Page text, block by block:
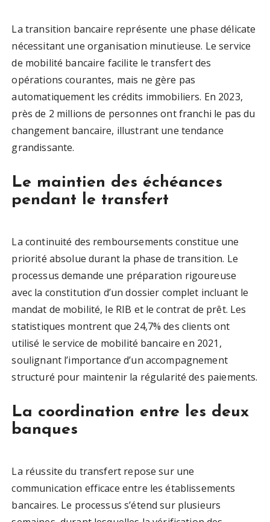
La transition bancaire représente une phase délicate
nécessitant une organisation minutieuse. Le service
de mobilité bancaire facilite le transfert des
opérations courantes, mais ne gère pas
automatiquement les crédits immobiliers. En 2023,
près de 2 millions de personnes ont franchi le pas du
changement bancaire, illustrant une tendance
grandissante.
Le maintien des échéances
pendant le transfert
La continuité des remboursements constitue une
priorité absolue durant la phase de transition. Le
processus demande une préparation rigoureuse
avec la constitution d’un dossier complet incluant le
mandat de mobilité, le RIB et le contrat de prêt. Les
statistiques montrent que 24,7% des clients ont
utilisé le service de mobilité bancaire en 2021,
soulignant l’importance d’un accompagnement
structuré pour maintenir la régularité des paiements.
La coordination entre les deux
banques
La réussite du transfert repose sur une
communication efficace entre les établissements
bancaires. Le processus s’étend sur plusieurs